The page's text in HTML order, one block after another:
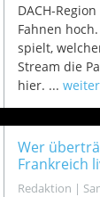
DACH-
Fahnen
spielt,
Stream die
hier. ...
Wer
Frankreich
Redaktion |